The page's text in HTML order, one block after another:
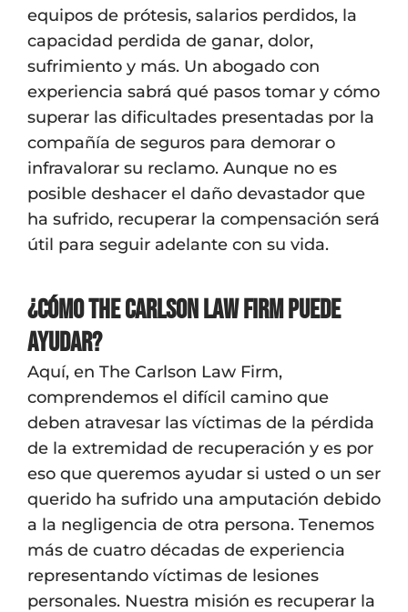
equipos de prótesis, salarios perdidos, la
capacidad perdida de ganar, dolor,
sufrimiento y más. Un abogado con
experiencia sabrá qué pasos tomar y cómo
superar las dificultades presentadas por la
compañía de seguros para demorar o
infravalorar su reclamo. Aunque no es
posible deshacer el daño devastador que
ha sufrido, recuperar la compensación será
útil para seguir adelante con su vida.
¿Cómo The Carlson Law Firm puede
ayudar?
Aquí, en The Carlson Law Firm,
comprendemos el difícil camino que
deben atravesar las víctimas de la pérdida
de la extremidad de recuperación y es por
eso que queremos ayudar si usted o un ser
querido ha sufrido una amputación debido
a la negligencia de otra persona. Tenemos
más de cuatro décadas de experiencia
representando víctimas de lesiones
personales. Nuestra misión es recuperar la